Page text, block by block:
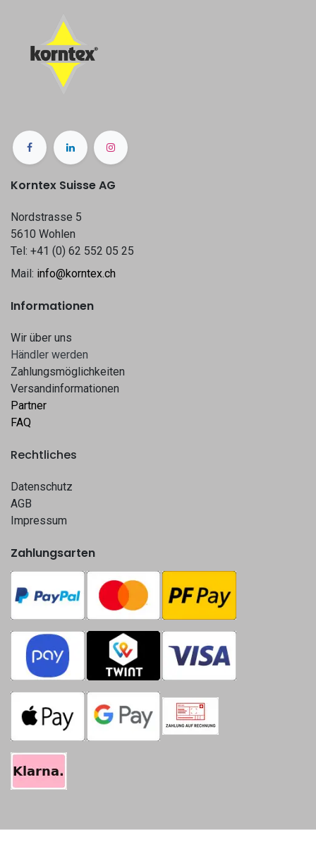
Korntex Suisse AG
Nordstrasse 5
5610 Wohlen
Tel: +41 (0) 62 552 05 25
Mail: info@korntex.ch
Informationen
Wir über uns
Hä​​ndle​​r werden​​
Zahlungsmöglichkeiten
Versandinformationen
Partner
FAQ
Rechtliches
Datenschutz
AGB
Impressum
Zahlungsarten